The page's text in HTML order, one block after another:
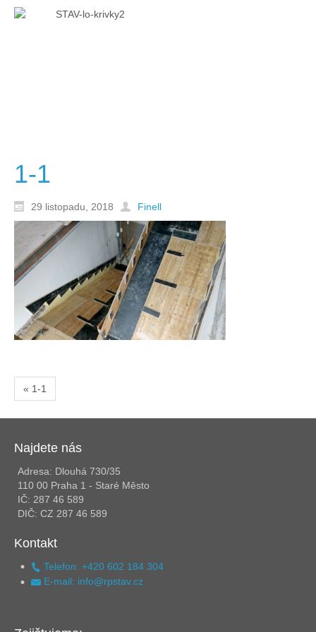
1-1
29 listopadu, 2018 Finell
« 1-1
Najdete nás
Adresa: Dlouhá 730/35
110 00 Praha 1 - Staré Město
IČ: 287 46 589
DIČ: CZ 287 46 589
Kontakt
Telefon: +420 602 184 304
E-mail: info@rpstav.cz